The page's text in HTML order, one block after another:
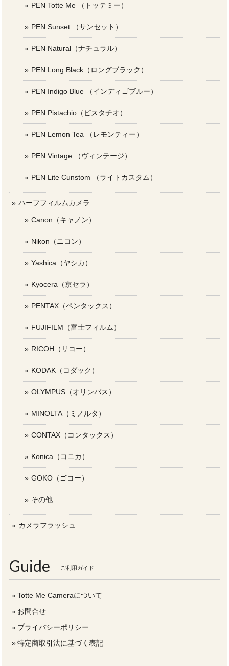
PEN Totte Me （トッテミー）
PEN Sunset （サンセット）
PEN Natural（ナチュラル）
PEN Long Black（ロングブラック）
PEN Indigo Blue （インディゴブルー）
PEN Pistachio（ピスタチオ）
PEN Lemon Tea （レモンティー）
PEN Vintage （ヴィンテージ）
PEN Lite Cunstom （ライトカスタム）
ハーフフィルムカメラ
Canon（キャノン）
Nikon（ニコン）
Yashica（ヤシカ）
Kyocera（京セラ）
PENTAX（ペンタックス）
FUJIFILM（富士フィルム）
RICOH（リコー）
KODAK（コダック）
OLYMPUS（オリンパス）
MINOLTA（ミノルタ）
CONTAX（コンタックス）
Konica（コニカ）
GOKO（ゴコー）
その他
カメラフラッシュ
Guide ご利用ガイド
Totte Me Cameraについて
お問合せ
プライバシーポリシー
特定商取引法に基づく表記